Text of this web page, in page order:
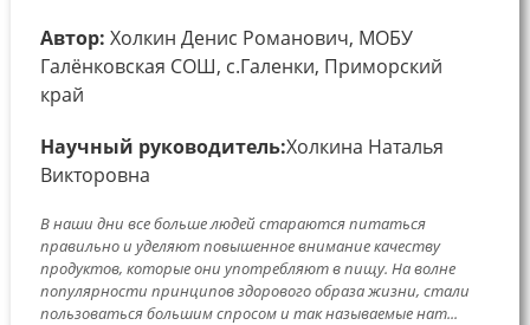
Автор: Холкин Денис Романович, МОБУ
Галёнковская СОШ, с.Галенки, Приморский
край
Научный руководитель:Холкина Наталья
Викторовна
В наши дни все больше людей стараются питаться
правильно и уделяют повышенное внимание качеству
продуктов, которые они употребляют в пищу. На волне
популярности принципов здорового образа жизни, стали
пользоваться большим спросом и так называемые нат...